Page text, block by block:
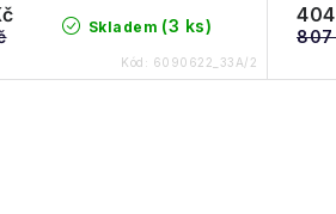
Skladem (3 ks)
Kód: 6090622_33A/2
807